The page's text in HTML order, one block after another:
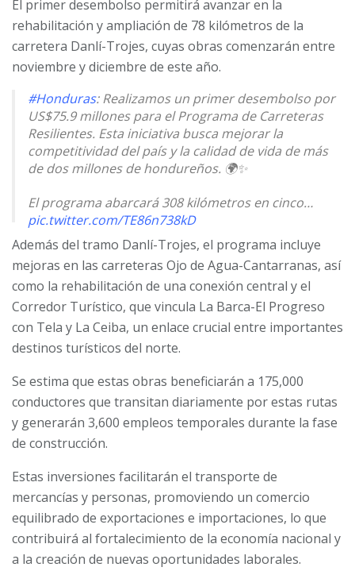
El primer desembolso permitirá avanzar en la
rehabilitación y ampliación de 78 kilómetros de la
carretera Danlí-Trojes, cuyas obras comenzarán entre
noviembre y diciembre de este año.
#Honduras: Realizamos un primer desembolso por
US$75.9 millones para el Programa de Carreteras
Resilientes. Esta iniciativa busca mejorar la
competitividad del país y la calidad de vida de más
de dos millones de hondureños. 🌍✨
El programa abarcará 308 kilómetros en cinco…
pic.twitter.com/TE86n738kD
— BCIE (@BCIE_Org)November 2, 2024
Además del tramo Danlí-Trojes, el programa incluye
mejoras en las carreteras Ojo de Agua-Cantarranas, así
como la rehabilitación de una conexión central y el
Corredor Turístico, que vincula La Barca-El Progreso
con Tela y La Ceiba, un enlace crucial entre importantes
destinos turísticos del norte.
Se estima que estas obras beneficiarán a 175,000
conductores que transitan diariamente por estas rutas
y generarán 3,600 empleos temporales durante la fase
de construcción.
Estas inversiones facilitarán el transporte de
mercancías y personas, promoviendo un comercio
equilibrado de exportaciones e importaciones, lo que
contribuirá al fortalecimiento de la economía nacional y
a la creación de nuevas oportunidades laborales.